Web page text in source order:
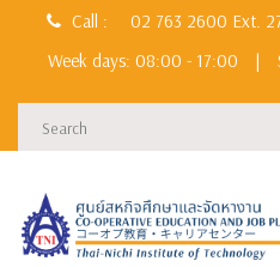
Call : 02 763 2600 Ext.
Week days: 08:00 - 17:00
|